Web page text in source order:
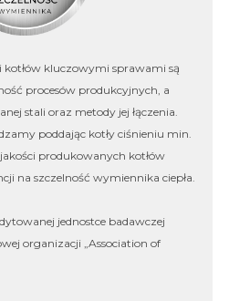
kotłów kluczowymi sprawami są
procesów produkcyjnych, a
stali oraz metody jej łączenia.
poddając kotły ciśnieniu min.
produkowanych kotłów
na szczelność wymiennika ciepła.
jednostce badawczej
organizacji „Association of